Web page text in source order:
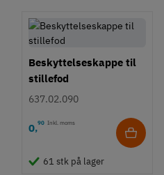
Beskyttelseskappe til
stillefod
637.02.090
0,90 Inkl. moms
61 stk på lager